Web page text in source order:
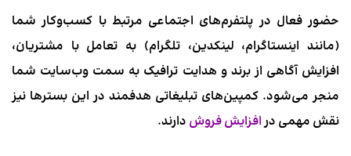
حضور فعال در پلتفرم‌های اجتماعی مرتبط با کسب‌وکار شما
(مانند اینستاگرام، لینکدین، تلگرام) به تعامل با مشتریان،
افزایش آگاهی از برند و هدایت ترافیک به سمت وب‌سایت شما
منجر می‌شود. کمپین‌های تبلیغاتی هدفمند در این بسترها نیز
نقش مهمی درافزایش فروش دارند.